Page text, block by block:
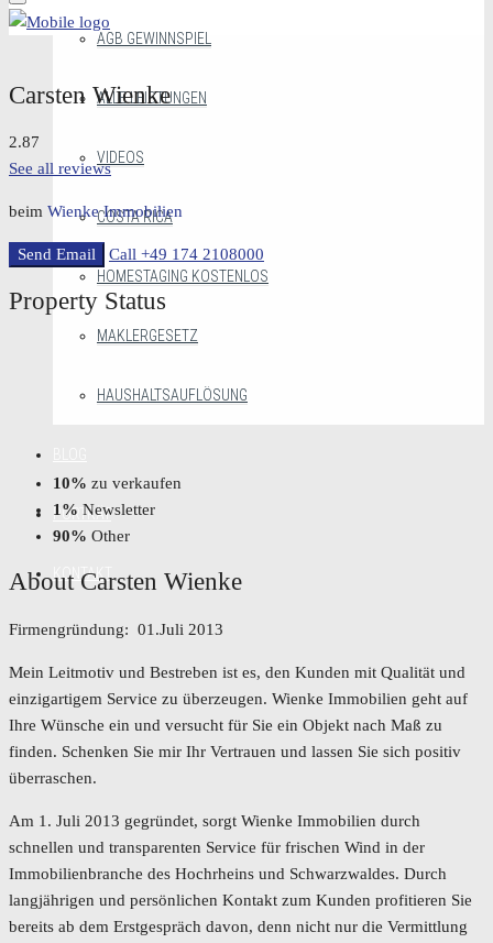
AGB GEWINNSPIEL
ALLE LEISTUNGEN
VIDEOS
COSTA RICA
HOMESTAGING KOSTENLOS
MAKLERGESETZ
HAUSHALTSAUFLÖSUNG
PORTRÄT
KONTAKT
Carsten Wienke
2.87
See all reviews
beim Wienke Immobilien
Send Email Call +49 174 2108000
Property Status
10% zu verkaufen
1% Newsletter
90% Other
About Carsten Wienke
Firmengründung: 01.Juli 2013
Mein Leitmotiv und Bestreben ist es, den Kunden mit Qualität und
einzigartigem Service zu überzeugen. Wienke Immobilien geht auf
Ihre Wünsche ein und versucht für Sie ein Objekt nach Maß zu
finden. Schenken Sie mir Ihr Vertrauen und lassen Sie sich positiv
überraschen.
Am 1. Juli 2013 gegründet, sorgt Wienke Immobilien durch
schnellen und transparenten Service für frischen Wind in der
Immobilienbranche des Hochrheins und Schwarzwaldes. Durch
langjährigen und persönlichen Kontakt zum Kunden profitieren Sie
bereits ab dem Erstgespräch davon, denn nicht nur die Vermittlung